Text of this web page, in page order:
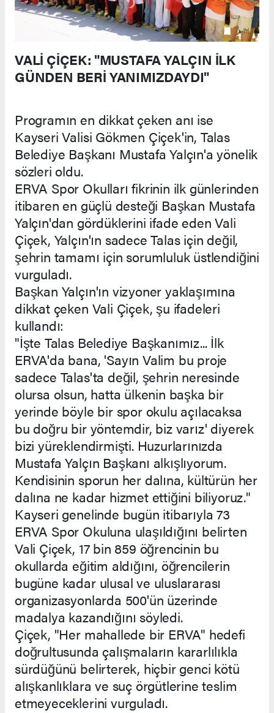
VALİ ÇİÇEK: "MUSTAFA YALÇIN İLK
GÜNDEN BERİ YANIMIZDAYDI"
Programın en dikkat çeken anı ise
Kayseri Valisi Gökmen Çiçek'in, Talas
Belediye Başkanı Mustafa Yalçın'a yönelik
sözleri oldu.
ERVA Spor Okulları fikrinin ilk günlerinden
itibaren en güçlü desteği Başkan Mustafa
Yalçın'dan gördüklerini ifade eden Vali
Çiçek, Yalçın'ın sadece Talas için değil,
şehrin tamamı için sorumluluk üstlendiğini
vurguladı.
Başkan Yalçın'ın vizyoner yaklaşımına
dikkat çeken Vali Çiçek, şu ifadeleri
kullandı:
"İşte Talas Belediye Başkanımız... İlk
ERVA'da bana, 'Sayın Valim bu proje
sadece Talas'ta değil, şehrin neresinde
olursa olsun, hatta ülkenin başka bir
yerinde böyle bir spor okulu açılacaksa
bu doğru bir yöntemdir, biz varız' diyerek
bizi yüreklendirmişti. Huzurlarınızda
Mustafa Yalçın Başkanı alkışlıyorum.
Kendisinin sporun her dalına, kültürün her
dalına ne kadar hizmet ettiğini biliyoruz."
Kayseri genelinde bugün itibarıyla 73
ERVA Spor Okuluna ulaşıldığını belirten
Vali Çiçek, 17 bin 859 öğrencinin bu
okullarda eğitim aldığını, öğrencilerin
bugüne kadar ulusal ve uluslararası
organizasyonlarda 500'ün üzerinde
madalya kazandığını söyledi.
Çiçek, "Her mahallede bir ERVA" hedefi
doğrultusunda çalışmaların kararlılıkla
sürdüğünü belirterek, hiçbir genci kötü
alışkanlıklara ve suç örgütlerine teslim
etmeyeceklerini vurguladı.